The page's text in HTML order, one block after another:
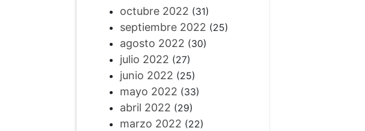
octubre 2022 (31)
septiembre 2022 (25)
agosto 2022 (30)
julio 2022 (27)
junio 2022 (25)
mayo 2022 (33)
abril 2022 (29)
marzo 2022 (22)